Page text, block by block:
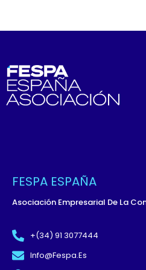
FESPA ESPAÑA
Asociación Empresarial De La
+(34) 91 3077444
Info@fespa.es